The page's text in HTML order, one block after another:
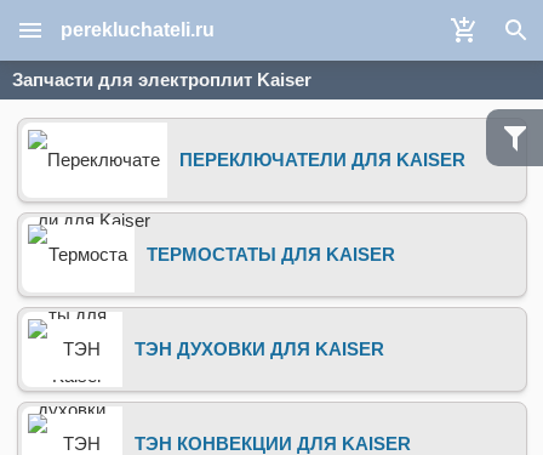
perekluchateli.ru
Запчасти для электроплит Kaiser
ПЕРЕКЛЮЧАТЕЛИ ДЛЯ KAISER
ТЕРМОСТАТЫ ДЛЯ KAISER
ТЭН ДУХОВКИ ДЛЯ KAISER
ТЭН КОНВЕКЦИИ ДЛЯ KAISER